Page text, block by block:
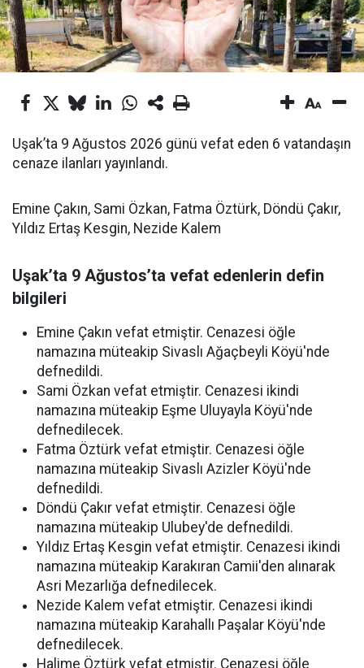
Uşak’ta 9 Ağustos 2026 günü vefat eden 6 vatandaşın
cenaze ilanları yayınlandı.
Emine Çakın, Sami Özkan, Fatma Öztürk, Döndü Çakır,
Yıldız Ertaş Kesgin, Nezide Kalem
Uşak’ta 9 Ağustos’ta vefat edenlerin defin
bilgileri
Emine Çakın vefat etmiştir. Cenazesi öğle
namazına müteakip Sivaslı Ağaçbeyli Köyü'nde
defnedildi.
Sami Özkan vefat etmiştir. Cenazesi ikindi
namazına müteakip Eşme Uluyayla Köyü'nde
defnedilecek.
Fatma Öztürk vefat etmiştir. Cenazesi öğle
namazına müteakip Sivaslı Azizler Köyü'nde
defnedildi.
Döndü Çakır vefat etmiştir. Cenazesi öğle
namazına müteakip Ulubey'de defnedildi.
Yıldız Ertaş Kesgin vefat etmiştir. Cenazesi ikindi
namazına müteakip Karakıran Camii'den alınarak
Asri Mezarlığa defnedilecek.
Nezide Kalem vefat etmiştir. Cenazesi ikindi
namazına müteakip Karahallı Paşalar Köyü'nde
defnedilecek.
Halime Öztürk vefat etmiştir. Cenazesi öğle